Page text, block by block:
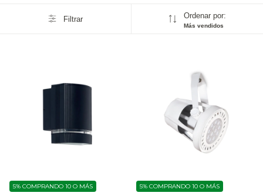
Filtrar Ordenar por:
Más vendidos
5% COMPRANDO 10 O MÁS 5% COMPRANDO 10 O MÁS